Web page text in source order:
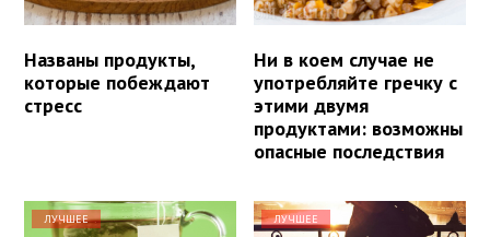
Названы продукты,
которые побеждают
стресс
Ни в коем случае не
употребляйте гречку с
этими двумя
продуктами: возможны
опасные последствия
ЛУЧШЕЕ ЛУЧШЕЕ